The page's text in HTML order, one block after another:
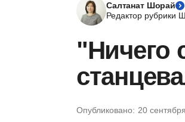
Салтанат Шорай
Редактор рубрики
"Ничего
Опубликовано: 20